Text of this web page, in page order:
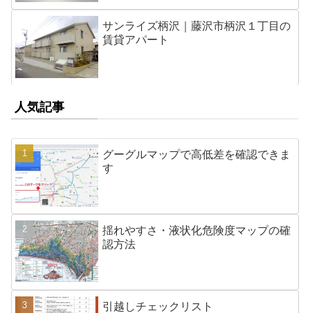
サンライズ柄沢｜藤沢市柄沢１丁目の
賃貸アパート
人気記事
グーグルマップで高低差を確認できま
す
揺れやすさ・液状化危険度マップの確
認方法
引越しチェックリスト